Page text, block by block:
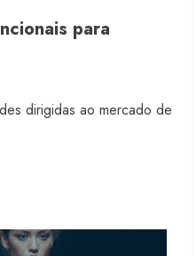
para
dirigidas ao mercado de
US$63,7 bilhões em
2026